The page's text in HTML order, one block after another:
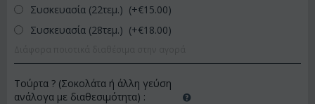
Συσκευασία (22τεμ.) (+€15.00)
Συσκευασία (28τεμ.) (+€18.00)
Τούρτα ? (Σοκολάτα ή άλλη γεύση
ανάλογα με διαθεσιμότητα) :